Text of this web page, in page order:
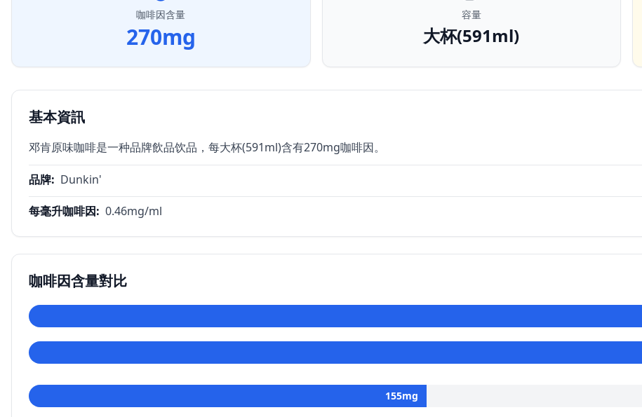
咖啡因含量
270mg
容量
大杯(591ml)
基本資訊
邓肯原味咖啡是一种品牌飲品饮品，每大杯(591ml)含有270mg咖啡因。
品牌: Dunkin'
每毫升咖啡因: 0.46mg/ml
咖啡因含量對比
155mg